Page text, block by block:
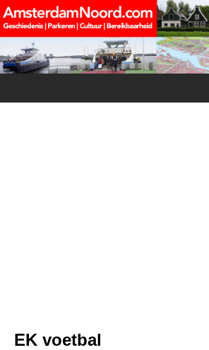
EK voetbal